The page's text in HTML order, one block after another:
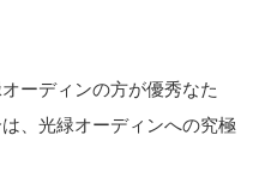
ーディンの方が優秀なた
、光緑オーディンへの究極